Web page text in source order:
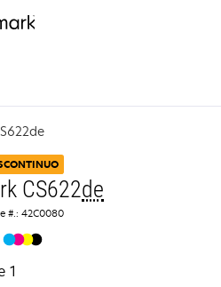
CS622de
#.: 42C0080